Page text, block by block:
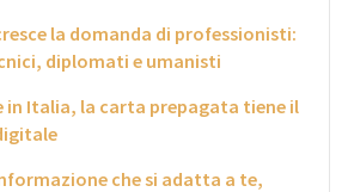
la domanda di professionisti:
diplomati e umanisti
in Italia, la carta prepagata tiene il
che si adatta a te,